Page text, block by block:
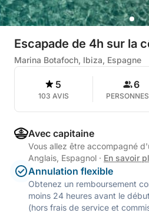
Escapade de 4h sur la
Marina Botafoch, Ibiza, Espagne
5
103 AVIS
6
PERSONNES
Avec capitaine
Vous allez être accompagné
Anglais, Espagnol · En savoir
Annulation flexible
Obtenez un remboursement
moins 24 heures avant le
(hors frais de service et